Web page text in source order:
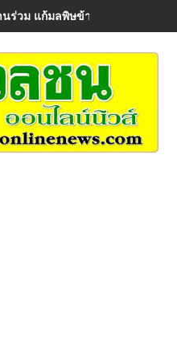
นร่วม แก้มลพิษข้ามพรมแดน คุ้มค